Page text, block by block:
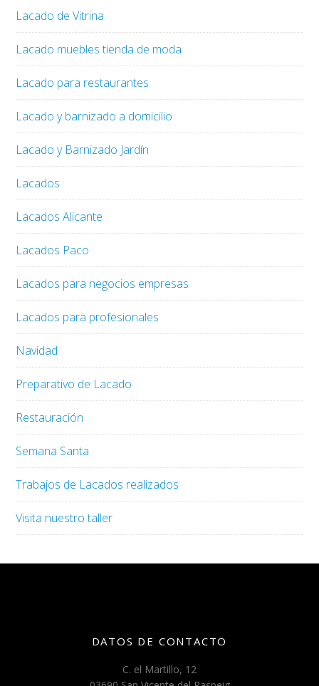
Lacado de Vitrina
Lacado muebles tienda de moda
Lacado para restaurantes
Lacado y barnizado a domicilio
Lacado y Barnizado Jardín
Lacados
Lacados Alicante
Lacados Paco
Lacados para negocios empresas
Lacados para profesionales
Navidad
Preparativo de Lacado
Restauración
Semana Santa
Trabajos de Lacados realizados
Visita nuestro taller
DATOS DE CONTACTO
C. el Martillo, 12